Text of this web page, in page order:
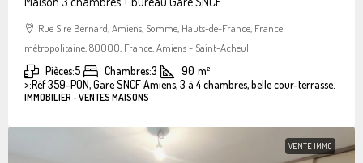
Rue Sire Bernard, Amiens, Somme, Hauts-de-France, France
métropolitaine, 80000, France, Amiens - Saint-Acheul
Pièces:5 Chambres:3 90 m²
>:Réf 359-PON, Gare SNCF Amiens, 3 à 4 chambres, belle cour-terrasse.
IMMOBILIER - VENTES MAISONS
VENTE IMMO